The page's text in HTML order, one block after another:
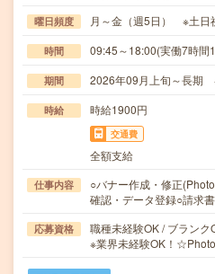
曜日頻度 月～金（週5日） ※土
時間 09:45～18:00(実働7時
期間 2026年09月上旬～長期
時給 時給1900円
交通費
全額支給
仕事内容
○バナー作成・修正
確認・データ登録○請求
応募資格
職種未経験OK / ブランク
※業界未経験OK！